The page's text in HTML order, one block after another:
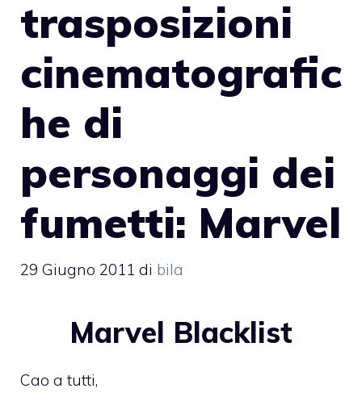
trasposizioni
cinematografic
he di
personaggi dei
fumetti: Marvel
29 Giugno 2011 di bila
Marvel Blacklist
Cao a tutti,